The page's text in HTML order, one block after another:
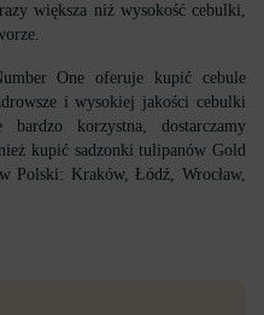
większa niż wysokość cebulki,
One oferuje kupić cebule
i wysokiej jakości cebulki
korzystna, dostarczamy
kupić sadzonki tulipanów Gold
Polski: Kraków, Łódź, Wrocław,